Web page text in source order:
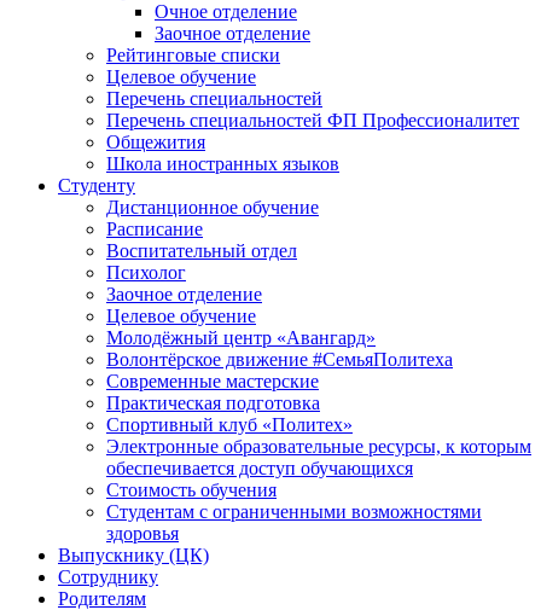
Очное отделение
Заочное отделение
Рейтинговые списки
Целевое обучение
Перечень специальностей
Перечень специальностей ФП Профессионалитет
Общежития
Школа иностранных языков
Студенту
Дистанционное обучение
Расписание
Воспитательный отдел
Психолог
Заочное отделение
Целевое обучение
Молодёжный центр «Авангард»
Волонтёрское движение #СемьяПолитеха
Современные мастерские
Практическая подготовка
Спортивный клуб «Политех»
Электронные образовательные ресурсы, к которым
обеспечивается доступ обучающихся
Стоимость обучения
Студентам с ограниченными возможностями
здоровья
Выпускнику (ЦК)
Сотруднику
Родителям